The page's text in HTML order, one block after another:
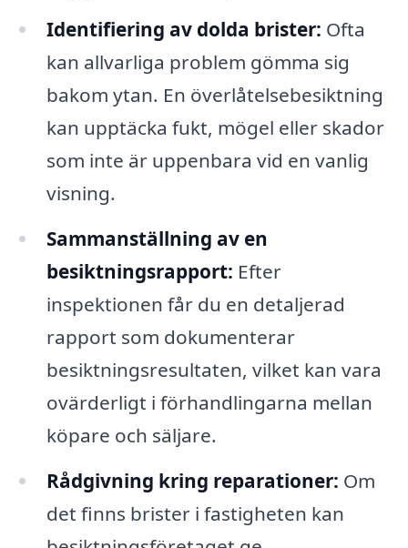
Identifiering av dolda brister: Ofta
kan allvarliga problem gömma sig
bakom ytan. En överlåtelsebesiktning
kan upptäcka fukt, mögel eller skador
som inte är uppenbara vid en vanlig
visning.
Sammanställning av en
besiktningsrapport: Efter
inspektionen får du en detaljerad
rapport som dokumenterar
besiktningsresultaten, vilket kan vara
ovärderligt i förhandlingarna mellan
köpare och säljare.
Rådgivning kring reparationer: Om
det finns brister i fastigheten kan